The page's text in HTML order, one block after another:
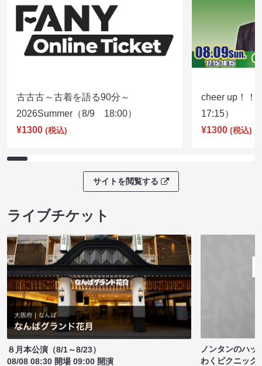
古古古～古着を語る90分～
2026Summer（8/9 18:00）
¥1300 (税込)
cheer up！
17:15）
¥1300 (税込)
サイトを閲覧する
ライブチケット
８月本公演（8/1～8/23）
08/08 08:30 開場 09:00 開演
ノンタンのハッ
わくピクニック